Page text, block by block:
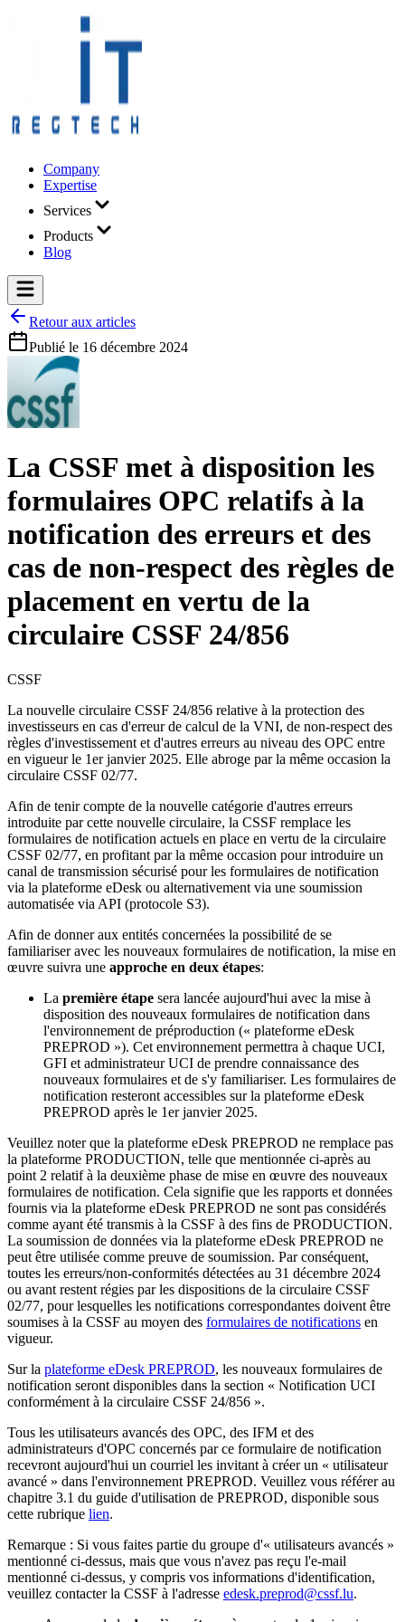
Company
Expertise
Services
Products
Blog
Retour aux articles
Publié le 16 décembre 2024
La CSSF met à disposition les
formulaires OPC relatifs à la
notification des erreurs et des
cas de non-respect des règles de
placement en vertu de la
circulaire CSSF 24/856
CSSF
La nouvelle circulaire CSSF 24/856 relative à la protection des
investisseurs en cas d'erreur de calcul de la VNI, de non-respect des
règles d'investissement et d'autres erreurs au niveau des OPC entre
en vigueur le 1er janvier 2025. Elle abroge par la même occasion la
circulaire CSSF 02/77.
Afin de tenir compte de la nouvelle catégorie d'autres erreurs
introduite par cette nouvelle circulaire, la CSSF remplace les
formulaires de notification actuels en place en vertu de la circulaire
CSSF 02/77, en profitant par la même occasion pour introduire un
canal de transmission sécurisé pour les formulaires de notification
via la plateforme eDesk ou alternativement via une soumission
automatisée via API (protocole S3).
Afin de donner aux entités concernées la possibilité de se
familiariser avec les nouveaux formulaires de notification, la mise en
œuvre suivra une approche en deux étapes:
La première étape sera lancée aujourd'hui avec la mise à
disposition des nouveaux formulaires de notification dans
l'environnement de préproduction (« plateforme eDesk
PREPROD »). Cet environnement permettra à chaque UCI,
GFI et administrateur UCI de prendre connaissance des
nouveaux formulaires et de s'y familiariser. Les formulaires de
notification resteront accessibles sur la plateforme eDesk
PREPROD après le 1er janvier 2025.
Veuillez noter que la plateforme eDesk PREPROD ne remplace pas
la plateforme PRODUCTION, telle que mentionnée ci-après au
point 2 relatif à la deuxième phase de mise en œuvre des nouveaux
formulaires de notification. Cela signifie que les rapports et données
fournis via la plateforme eDesk PREPROD ne sont pas considérés
comme ayant été transmis à la CSSF à des fins de PRODUCTION.
La soumission de données via la plateforme eDesk PREPROD ne
peut être utilisée comme preuve de soumission. Par conséquent,
toutes les erreurs/non-conformités détectées au 31 décembre 2024
ou avant restent régies par les dispositions de la circulaire CSSF
02/77, pour lesquelles les notifications correspondantes doivent être
soumises à la CSSF au moyen des formulaires de notifications en
vigueur.
Sur la plateforme eDesk PREPROD, les nouveaux formulaires de
notification seront disponibles dans la section « Notification UCI
conformément à la circulaire CSSF 24/856 ».
Tous les utilisateurs avancés des OPC, des IFM et des
administrateurs d'OPC concernés par ce formulaire de notification
recevront aujourd'hui un courriel les invitant à créer un « utilisateur
avancé » dans l'environnement PREPROD. Veuillez vous référer au
chapitre 3.1 du guide d'utilisation de PREPROD, disponible sous
cette rubrique lien.
Remarque : Si vous faites partie du groupe d'« utilisateurs avancés »
mentionné ci-dessus, mais que vous n'avez pas reçu l'e-mail
mentionné ci-dessus, y compris vos informations d'identification,
veuillez contacter la CSSF à l'adresse edesk.preprod@cssf.lu.